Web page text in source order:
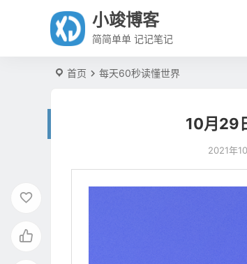
小竣博客
简简单单 记记笔记
首页 每天60秒读懂世界
10月29
2021年